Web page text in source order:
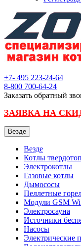
+7- 495 223-24-64
8-800 700-64-24
Заказать обратный
ЗАЯВКА НА
Везде
Везде
Котлы
Электрокотлы
Газовые котлы
Дымососы
Пеллетные
Модули GSM
Электросауна
Источники
Насосы
Электрические